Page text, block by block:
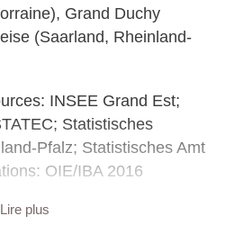
Grand Duchy
(Saarland, Rheinland-
INSEE Grand Est;
Statistisches
Pfalz; Statistisches Amt
OIE/IBA 2016
EuroGeographics
Lire plus